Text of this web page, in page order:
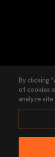
By clicking
of cookies
analyze